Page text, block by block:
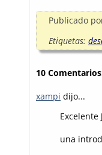
Publicado
Etiquetas:
10
xampi dijo...
Excelente
una